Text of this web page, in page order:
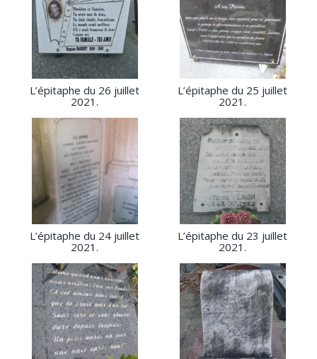
L’épitaphe du 26 juillet
2021.
L’épitaphe du 25 juillet
2021.
L’épitaphe du 24 juillet
2021.
L’épitaphe du 23 juillet
2021.